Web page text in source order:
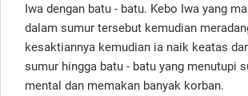
Iwa dengan batu - batu. Kebo Iwa yang
dalam sumur tersebut kemudian
kesaktiannya kemudian ia naik keatas
sumur hingga batu - batu yang menutupi
mental dan memakan banyak korban.